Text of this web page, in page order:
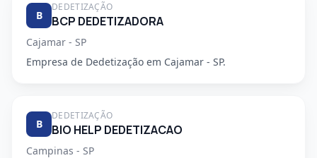
B
DEDETIZAÇÃO
BCP DEDETIZADORA
Cajamar - SP
Empresa de Dedetização em Cajamar - SP.
B
DEDETIZAÇÃO
BIO HELP DEDETIZACAO
Campinas - SP